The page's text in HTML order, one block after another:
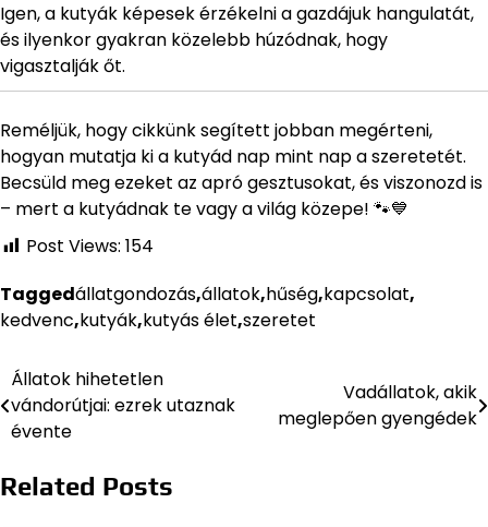
Igen, a kutyák képesek érzékelni a gazdájuk hangulatát,
és ilyenkor gyakran közelebb húzódnak, hogy
vigasztalják őt.
Reméljük, hogy cikkünk segített jobban megérteni,
hogyan mutatja ki a kutyád nap mint nap a szeretetét.
Becsüld meg ezeket az apró gesztusokat, és viszonozd is
– mert a kutyádnak te vagy a világ közepe! 🐾💙
Post Views: 154
Taggedállatgondozás,állatok,hűség,kapcsolat,
kedvenc,kutyák,kutyás élet,szeretet
Bejegyzés
navigáció
Állatok hihetetlen
vándorútjai: ezrek utaznak
évente
Vadállatok, akik
meglepően gyengédek
Related Posts